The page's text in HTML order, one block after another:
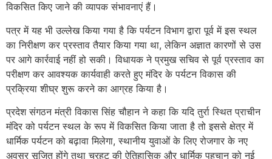
विकसित किए जाने की व्यापक संभावनाएं हैं।
पत्र में यह भी उल्लेख किया गया है कि पर्यटन विभाग द्वारा पूर्व में इस स्थल
का निरीक्षण कर प्रस्ताव तैयार किया गया था, लेकिन अज्ञात कारणों से उस
पर आगे कार्रवाई नहीं हो सकी। विधायक ने प्रमुख सचिव से पूर्व प्रस्ताव का
परीक्षण कर आवश्यक कार्यवाही करते हुए मंदिर के पर्यटन विकास की
प्रक्रिया शीघ्र शुरू करने का आग्रह किया है।
प्रदेश संगठन मंत्री विकास सिंह चौहान ने कहा कि यदि तुर्रा स्थित प्राचीन
मंदिर को पर्यटन स्थल के रूप में विकसित किया जाता है तो इससे क्षेत्र में
धार्मिक पर्यटन को बढ़ावा मिलेगा, स्थानीय युवाओं के लिए रोजगार के नए
अवसर सृजित होंगे तथा चुरहट की ऐतिहासिक और धार्मिक पहचान को नई